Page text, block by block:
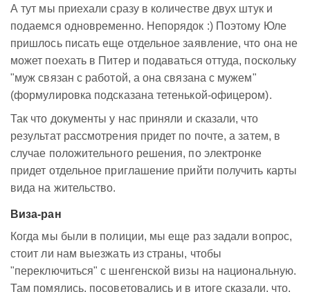
А тут мы приехали сразу в количестве двух штук и
подаемся одновременно. Непорядок :) Поэтому Юле
пришлось писать еще отдельное заявление, что она не
может поехать в Питер и подаваться оттуда, поскольку
"муж связан с работой, а она связана с мужем"
(формулировка подсказана тетенькой-офицером).
Так что документы у нас приняли и сказали, что
результат рассмотрения придет по почте, а затем, в
случае положительного решения, по электронке
придет отдельное приглашение прийти получить карты
вида на жительство.
Виза-ран
Когда мы были в полиции, мы еще раз задали вопрос,
стоит ли нам выезжать из страны, чтобы
"переключиться" с шенгенской визы на национальную.
Там помялись, посоветовались и в итоге сказали, что,